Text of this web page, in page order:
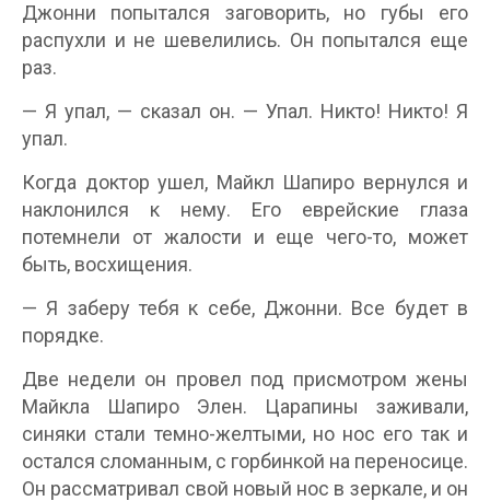
Джонни попытался заговорить, но губы его
распухли и не шевелились. Он попытался еще
раз.
— Я упал, — сказал он. — Упал. Никто! Никто! Я
упал.
Когда доктор ушел, Майкл Шапиро вернулся и
наклонился к нему. Его еврейские глаза
потемнели от жалости и еще чего-то, может
быть, восхищения.
— Я заберу тебя к себе, Джонни. Все будет в
порядке.
Две недели он провел под присмотром жены
Майкла Шапиро Элен. Царапины заживали,
синяки стали темно-желтыми, но нос его так и
остался сломанным, с горбинкой на переносице.
Он рассматривал свой новый нос в зеркале, и он